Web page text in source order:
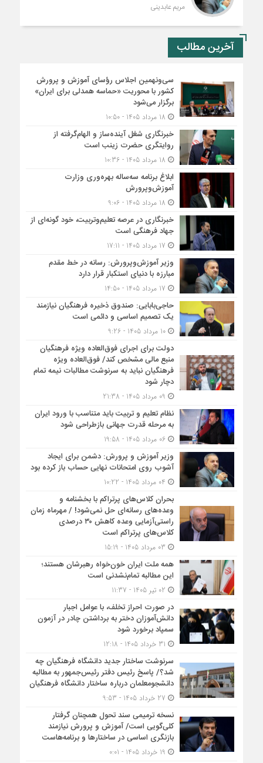
مریم عابدینی
آخرین مطالب
سی‌ونهمین اجلاس رؤسای آموزش و پرورش
کشور با محوریت «حماسه همدلی برای ایران»
برگزار می‌شود
خبرنگاری شغل آینده‌ساز و الهام‌گرفته از
روایتگری حضرت زینب است
ابلاغ برنامه سه‌ساله بهره‌وری وزارت
آموزش‌وپرورش
خبرنگاری در عرصه تعلیم‌وتربیت، خود گونه‌ای از
جهاد فرهنگی است
وزیر آموزش‌وپرورش: رسانه در خط مقدم
مبارزه با دنیای استکبار قرار دارد
حاجی‌بابایی: صندوق ذخیره فرهنگیان نیازمند
یک تصمیم اساسی و دائمی است
10 مرداد 1405 - 9:26
دولت برای اجرای فوق‌العاده ویژه فرهنگیان
منبع مالی مشخص کند/ فوق‌العاده ویژه
فرهنگیان نباید به سرنوشت مطالبات نیمه‌ تمام
دچار شود
نظام تعلیم و تربیت باید متناسب با ورود ایران
به مرحله قدرت جهانی بازطراحی شود
06 مرداد 1405 - 19:58
وزیر آموزش و پرورش: دشمن برای ایجاد
آشوب روی امتحانات نهایی حساب باز کرده بود
بحران کلاس‌های پرتراکم با بخشنامه و
وعده‌های رسانه‌ای حل نمی‌شود! / مهرماه زمان
راستی‌آزمایی وعده کاهش ۳۰ درصدی
کلاس‌های پرتراکم است
همه ملت ایران خون‌خواه رهبرشان هستند؛
این مطالبه تمام‌نشدنی است
در صورت احراز تخلف، با عوامل اجبار
دانش‌آموزان دختر به برداشتن چادر در آزمون
سمپاد برخورد شود
سرنوشت ساختار جدید دانشگاه فرهنگیان چه
شد؟/ پاسخ رئیس دفتر رئیس‌جمهور به مطالبه
دانشجومعلمان درباره ساختار دانشگاه فرهنگیان
نسخه ترمیمی سند تحول همچنان گرفتار
کلی‌گویی است/ آموزش و پرورش نیازمند
بازنگری اساسی در ساختارها و برنامه‌هاست